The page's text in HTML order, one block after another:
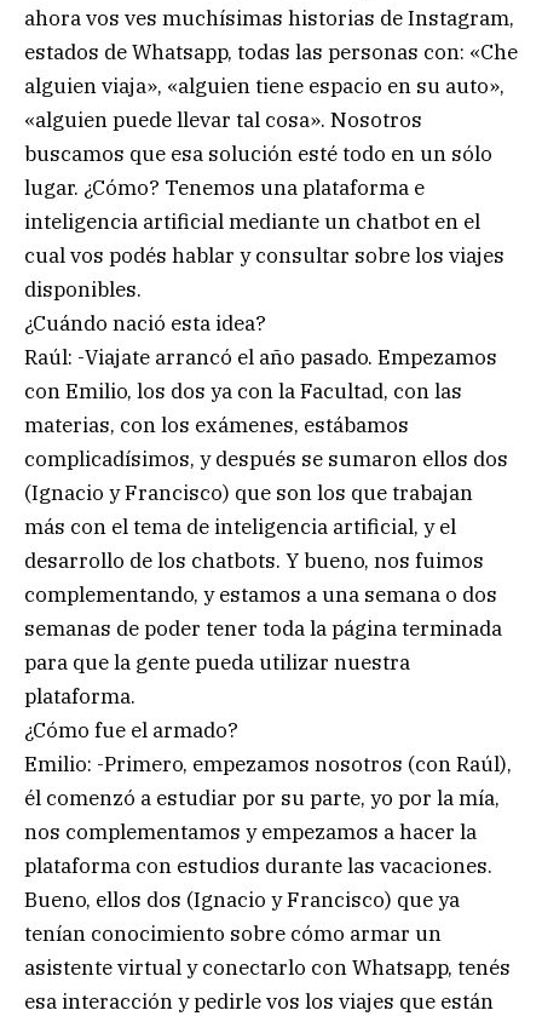
ahora vos ves muchísimas historias de Instagram,
estados de Whatsapp, todas las personas con: «Che
alguien viaja», «alguien tiene espacio en su auto»,
«alguien puede llevar tal cosa». Nosotros
buscamos que esa solución esté todo en un sólo
lugar. ¿Cómo? Tenemos una plataforma e
inteligencia artificial mediante un chatbot en el
cual vos podés hablar y consultar sobre los viajes
disponibles.
¿Cuándo nació esta idea?
Raúl: -Viajate arrancó el año pasado. Empezamos
con Emilio, los dos ya con la Facultad, con las
materias, con los exámenes, estábamos
complicadísimos, y después se sumaron ellos dos
(Ignacio y Francisco) que son los que trabajan
más con el tema de inteligencia artificial, y el
desarrollo de los chatbots. Y bueno, nos fuimos
complementando, y estamos a una semana o dos
semanas de poder tener toda la página terminada
para que la gente pueda utilizar nuestra
plataforma.
¿Cómo fue el armado?
Emilio: -Primero, empezamos nosotros (con Raúl),
él comenzó a estudiar por su parte, yo por la mía,
nos complementamos y empezamos a hacer la
plataforma con estudios durante las vacaciones.
Bueno, ellos dos (Ignacio y Francisco) que ya
tenían conocimiento sobre cómo armar un
asistente virtual y conectarlo con Whatsapp, tenés
esa interacción y pedirle vos los viajes que están